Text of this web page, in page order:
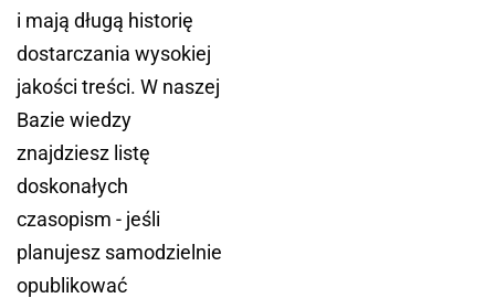
i mają długą historię
dostarczania wysokiej
jakości treści. W naszej
Bazie wiedzy
znajdziesz listę
doskonałych
czasopism - jeśli
planujesz samodzielnie
opublikować